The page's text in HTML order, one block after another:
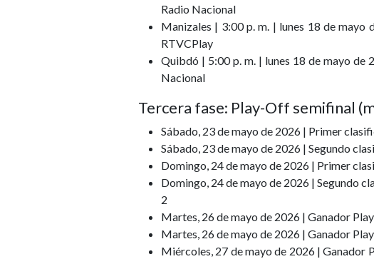
Radio Nacional
Manizales | 3:00 p. m. | lunes 18 de mayo
RTVCPlay
Quibdó | 5:00 p. m. | lunes 18 de mayo de
Nacional
Tercera fase: Play-Off semifinal
Sábado, 23 de mayo de 2026 | Primer
Sábado, 23 de mayo de 2026 | Segundo
Domingo, 24 de mayo de 2026 | Primer
Domingo, 24 de mayo de 2026 | Segundo
2
Martes, 26 de mayo de 2026 | Ganador
Martes, 26 de mayo de 2026 | Ganador
Miércoles, 27 de mayo de 2026 | Ganador